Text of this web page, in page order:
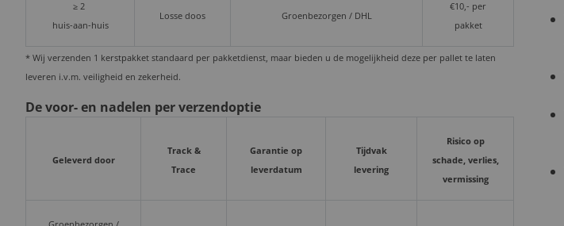
≥ 2
huis-aan-huis
Losse doos Groenbezorgen / DHL
€10,- per
pakket
* Wij verzenden 1 kerstpakket standaard per pakketdienst, maar bieden u de mogelijkheid deze per pallet te laten
leveren i.v.m. veiligheid en zekerheid.
De voor- en nadelen per verzendoptie
Geleverd door
Track &
Trace
Garantie op
leverdatum
Tijdvak
levering
Risico op
schade, verlies,
vermissing